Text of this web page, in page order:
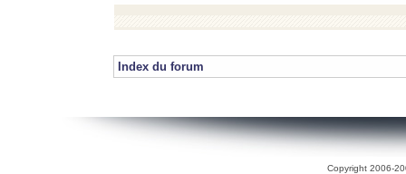
Index du forum
Copyright 2006-